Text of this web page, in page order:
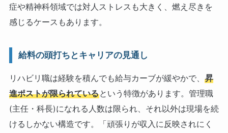
症や精神科領域では対人ストレスも大きく、燃え尽きを
感じるケースもあります。
給料の頭打ちとキャリアの見通し
リハビリ職は経験を積んでも給与カーブが緩やかで、 昇
進ポストが限られているという特徴があります。管理職
(主任・科長)になれる人数は限られ、それ以外は現場を続
けるしかない構造です。「頑張りが収入に反映されにく